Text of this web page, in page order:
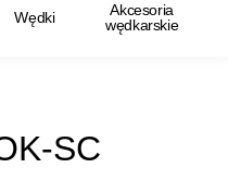
Wędki
Akcesoria
wędkarskie
SC